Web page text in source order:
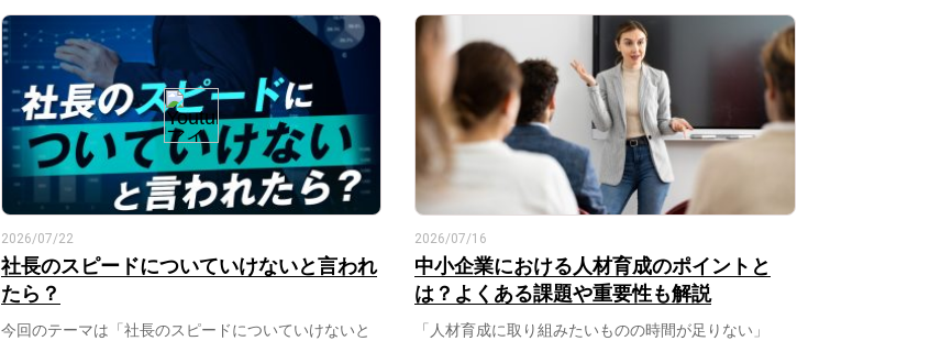
2026/07/22
社長のスピードについていけないと言われ
たら？
今回のテーマは「社長のスピードについていけないと
2026/07/16
中小企業における人材育成のポイントと
は？よくある課題や重要性も解説
「人材育成に取り組みたいものの時間が足りない」